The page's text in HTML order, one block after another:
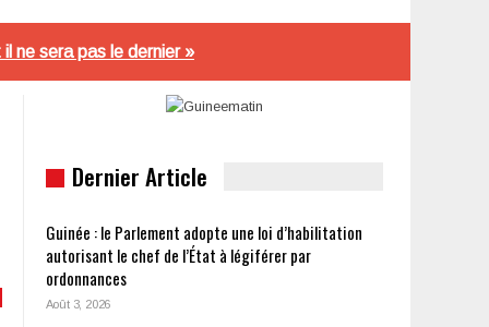
ne sera pas le dernier »
Dernier Article
Guinée : le Parlement adopte une loi d’habilitation
autorisant le chef de l’État à légiférer par
ordonnances
Août 3, 2026